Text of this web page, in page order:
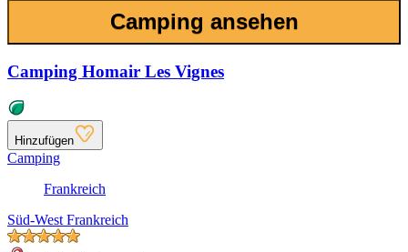
Camping ansehen
Camping Homair Les Vignes
Hinzufügen
Camping
Frankreich
Süd-West Frankreich